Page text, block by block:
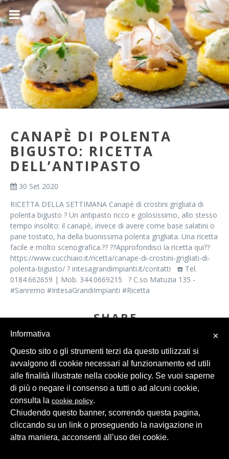
CANAPÈ DI POLENTA
BIGUSTO: RICETTA
DELL’ANTIPASTO
30 Set 2020
RICETTA DELLA SETTIMANA Canapè di crostini grigliata di
polenta bigusto ? Un antipasto ricco e golosissimo, allo stesso
tempo insolito: il canapè, invece di avere come base salatini o
pane tostato, ha della buonissima polenta grigliata. Una ricetta
facile e molto scenografica.?? ??Approfondisci la ricetta qui??
https://www.cucchiaio.it/ricetta/canape-di-crostini-grigliati-di-
polenta-bigusto/ ? intesagrandimpianti.it/contatti ☎️ Tel.
0184.662659 | Mob. 344.0669215 ? C.so Matuzia 135 -
#Sanremo #IntesaGrandiImpianti #Ricetta
SHARE
© 2026 Intesa Grandi Impianti Srl Dati Personali
×
Informativa
Questo sito o gli strumenti terzi da questo utilizzati si
avvalgono di cookie necessari al funzionamento ed utili
alle finalità illustrate nella cookie policy. Se vuoi saperne
di più o negare il consenso a tutti o ad alcuni cookie,
consulta la cookie policy.
Chiudendo questo banner, scorrendo questa pagina,
cliccando su un link o proseguendo la navigazione in
altra maniera, acconsenti all’uso dei cookie.